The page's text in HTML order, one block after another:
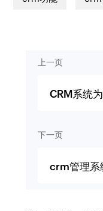
上一页
CRM系统
下一页
crm管理系